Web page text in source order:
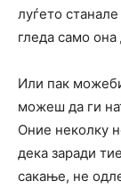
луѓето
гледа само она
Или пак
можеш да ги
Оние неколку
дека заради
сакање, не